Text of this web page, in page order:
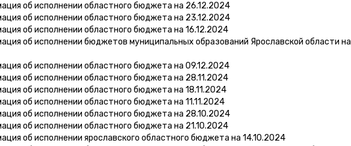
об исполнении областного бюджета на 26.12.2024
об исполнении областного бюджета на 23.12.2024
об исполнении областного бюджета на 16.12.2024
об исполнении бюджетов муниципальных образований Ярославской области на
об исполнении областного бюджета на 09.12.2024
об исполнении областного бюджета на 28.11.2024
об исполнении областного бюджета на 18.11.2024
об исполнении областного бюджета на 11.11.2024
об исполнении областного бюджета на 28.10.2024
об исполнении областного бюджета на 21.10.2024
об исполнении ярославского областного бюджета на 14.10.2024